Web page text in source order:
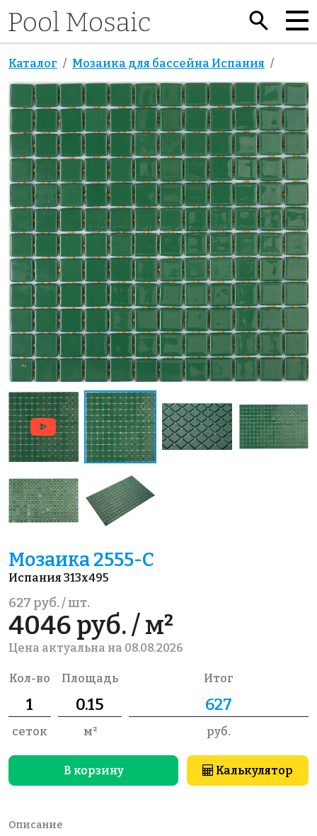
Каталог Мозаика для бассейна Испания
Мозаика 2555-С
Испания 313x495
627 руб. / шт.
4046 руб. / м²
Цена актуальна на 08.08.2026
Кол-во
сеток
Площадь
м²
Итог
руб.
В корзину Калькулятор
Описание